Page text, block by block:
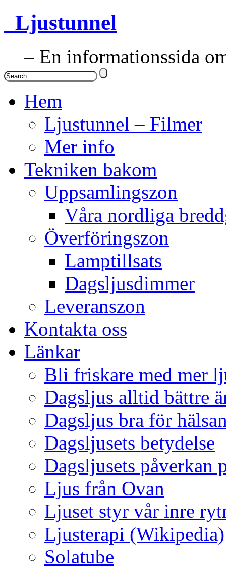
Ljustunnel
– En informationssida
Hem
Ljustunnel – Filmer
Mer info
Tekniken bakom
Uppsamlingszon
Våra nordliga
Överföringszon
Lamptillsats
Dagsljusdimmer
Leveranszon
Kontakta oss
Länkar
Bli friskare med mer
Dagsljus alltid bättre
Dagsljus bra för
Dagsljusets betydelse
Dagsljusets påverkan
Ljus från Ovan
Ljuset styr vår inre
Ljusterapi (Wikipedia)
Solatube